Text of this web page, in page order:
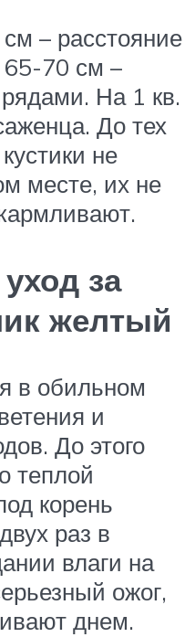
– расстояние
70 см –
На 1 кв.
До тех
не
месте, их не
за
желтый
в обильном
и
До этого
теплой
корень
раз в
влаги на
ожог,
днем.